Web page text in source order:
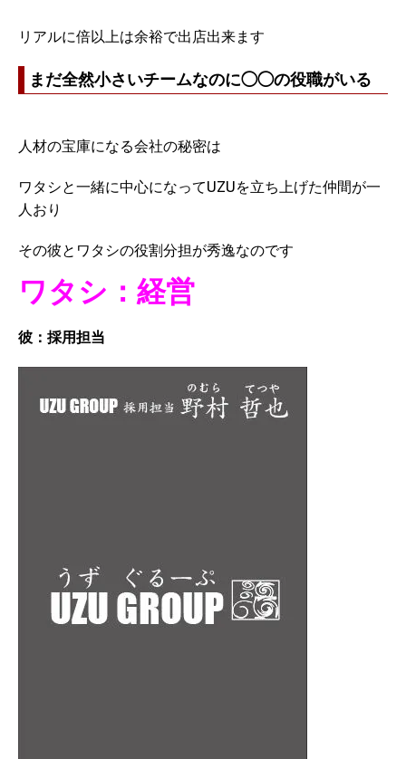
リアルに倍以上は余裕で出店出来ます
まだ全然小さいチームなのに◯◯の役職がいる
人材の宝庫になる会社の秘密は
ワタシと一緒に中心になってUZUを立ち上げた仲間が一
人おり
その彼とワタシの役割分担が秀逸なのです
ワタシ：経営
彼：採用担当